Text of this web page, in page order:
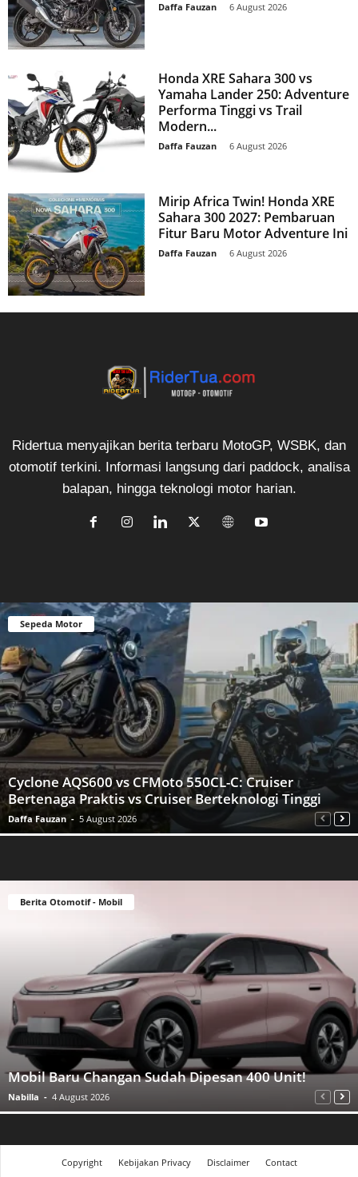
Daffa Fauzan 6 August 2026
Honda XRE Sahara 300 vs
Yamaha Lander 250: Adventure
Performa Tinggi vs Trail
Modern...
Daffa Fauzan 6 August 2026
Mirip Africa Twin! Honda XRE
Sahara 300 2027: Pembaruan
Fitur Baru Motor Adventure Ini
Daffa Fauzan 6 August 2026
Ridertua menyajikan berita terbaru MotoGP, WSBK, dan
otomotif terkini. Informasi langsung dari paddock, analisa
balapan, hingga teknologi motor harian.
Sepeda Motor
Cyclone AQS600 vs CFMoto 550CL-C: Cruiser
Bertenaga Praktis vs Cruiser Berteknologi Tinggi
Daffa Fauzan - 5 August 2026
Berita Otomotif - Mobil
Mobil Baru Changan Sudah Dipesan 400 Unit!
Nabilla - 4 August 2026
Copyright Kebijakan Privacy Disclaimer Contact